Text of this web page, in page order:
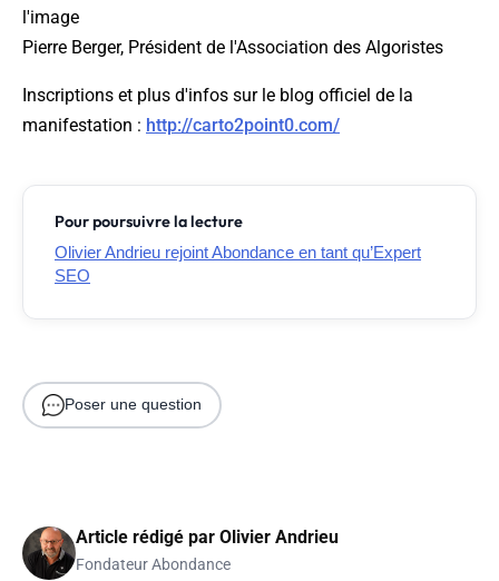
l'image
Pierre Berger, Président de l'Association des Algoristes
Inscriptions et plus d'infos sur le blog officiel de la
manifestation : http://carto2point0.com/
Pour poursuivre la lecture
Olivier Andrieu rejoint Abondance en tant qu’Expert
SEO
Poser une question
Article rédigé par Olivier Andrieu
Fondateur Abondance